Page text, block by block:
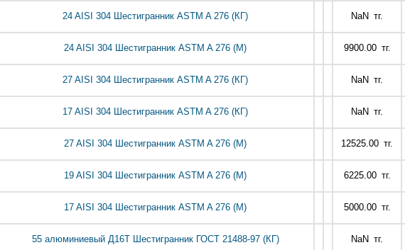
24 AISI 304 Шестигранник ASTM A 276 (КГ) NaN тг.
24 AISI 304 Шестигранник ASTM A 276 (М) 9900.00 тг.
27 AISI 304 Шестигранник ASTM A 276 (КГ) NaN тг.
17 AISI 304 Шестигранник ASTM A 276 (КГ) NaN тг.
27 AISI 304 Шестигранник ASTM A 276 (М) 12525.00 тг.
19 AISI 304 Шестигранник ASTM A 276 (М) 6225.00 тг.
17 AISI 304 Шестигранник ASTM A 276 (М) 5000.00 тг.
55 алюминиевый Д16Т Шестигранник ГОСТ 21488-97 (КГ) NaN тг.